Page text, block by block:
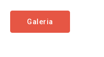
Galeria